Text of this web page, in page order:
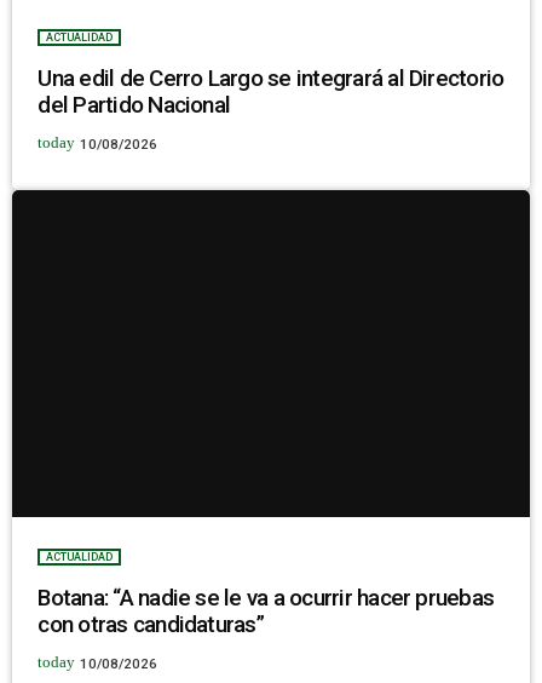
ACTUALIDAD
Una edil de Cerro Largo se integrará al Directorio
del Partido Nacional
today 10/08/2026
ACTUALIDAD
Botana: “A nadie se le va a ocurrir hacer pruebas
con otras candidaturas”
today 10/08/2026